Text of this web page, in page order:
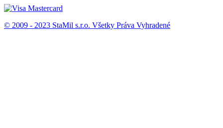
© 2009 - 2023 StaMil s.r.o. Všetky Práva Vyhradené